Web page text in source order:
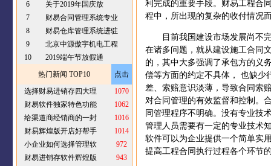
6
关于2019年国庆放
7
财易合同管理系统专业
8
财易仓库管理系统进驻
9
北京中源傲宇机电工程
10
2019端午节放假通
热门新闻 TOP10
点击
选择财易进销存四大理
1070
财易软件独家特色功能
1062
给渠道商经销商的一封
1016
财易辉煌版开店好帮手
1014
小企业如何选择管理软
972
财易进销存软件辉煌版
943
利完成的重要手段。 财易工程合
程中，所出现的复杂的收付情况
目前我国建设市场发展尚不
在诸多问题，就从建设施工合同
的，其中大多强调了承包方的义
偿等方面的约定不具体，
也缺少
差、索赔意识淡薄，导致合同索
对合同管理的有效监督和控制。
同管理程序不明确。没有专业技
管理人员需要有一定的专业技术
软件可以为企业提供一个简单实
提高工程合同执行过程各个环节